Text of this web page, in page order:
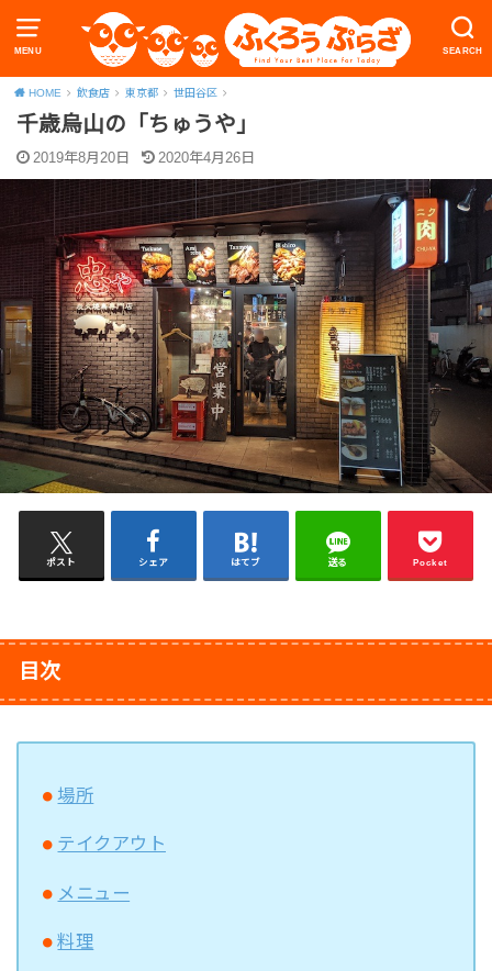
MENU SEARCH
HOME 飲食店 東京都 世田谷区
千歳烏山の「ちゅうや」
2019年8月20日 2020年4月26日
ポスト シェア はてブ 送る Pocket
目次
場所
テイクアウト
メニュー
料理